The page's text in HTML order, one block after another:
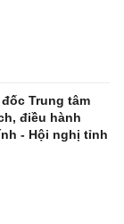
Trung tâm
điều hành
- Hội nghị tỉnh